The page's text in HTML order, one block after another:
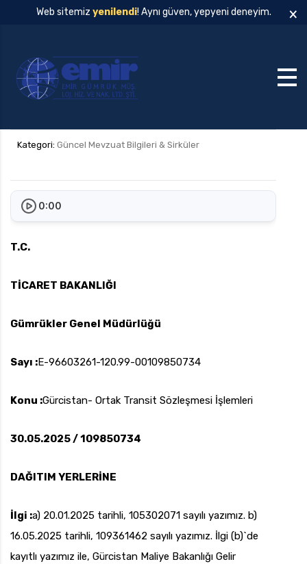
Web sitemiz yenilendi! Aynı güven, yepyeni deneyim. ×
Kategori: Güncel Mevzuat Bilgileri & Sirküler
0:00
T.C.
TİCARET BAKANLIĞI
Gümrükler Genel Müdürlüğü
Sayı :E-96603261-120.99-00109850734
Konu :Gürcistan- Ortak Transit Sözleşmesi İşlemleri
30.05.2025 / 109850734
DAĞITIM YERLERİNE
İlgi :a) 20.01.2025 tarihli, 105302071 sayılı yazımız. b)
16.05.2025 tarihli, 109361462 sayılı yazımız. İlgi (b)`de
kayıtlı yazımız ile, Gürcistan Maliye Bakanlığı Gelir